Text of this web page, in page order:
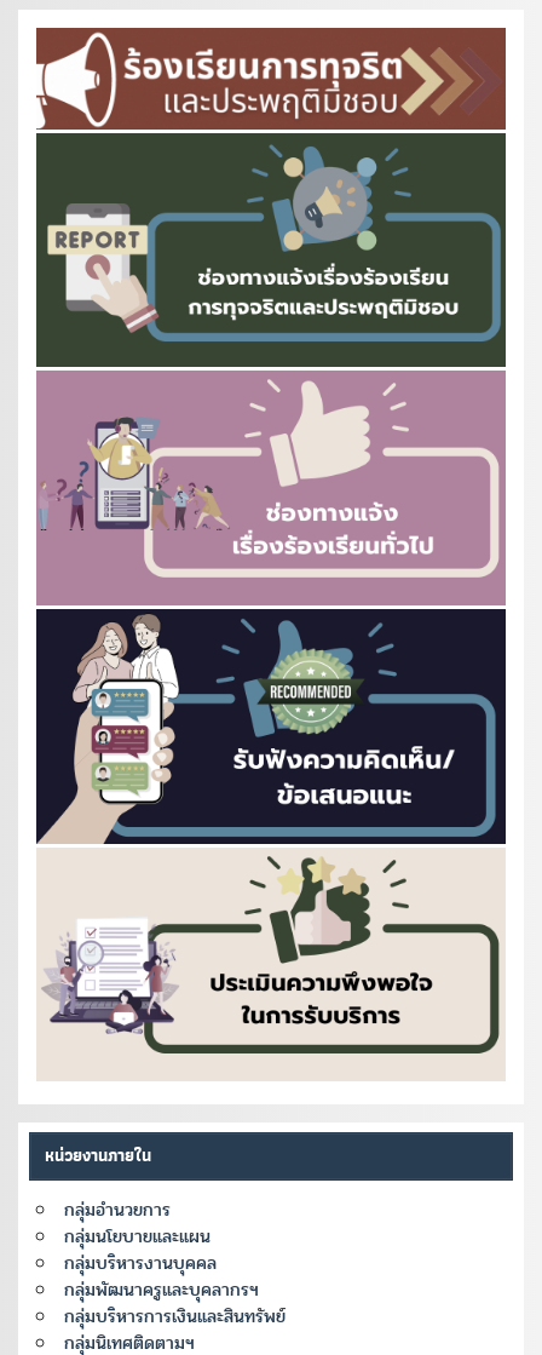
หน่วยงานภายใน
กลุ่มอำนวยการ
กลุ่มนโยบายและแผน
กลุ่มบริหารงานบุคคล
กลุ่มพัฒนาครูและบุคลากรฯ
กลุ่มบริหารการเงินและสินทรัพย์
กลุ่มนิเทศติดตามฯ